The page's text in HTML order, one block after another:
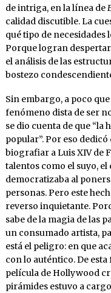
de intriga, en la línea de
calidad discutible. La
qué tipo de necesidades
Porque logran
el análisis de las
bostezo
Sin embargo, a poco
fenómeno dista de ser
se dio cuenta de que “la
popular”. Por eso
biografiar a Luis XIV de
talentos como el suyo,
democratizaba al
personas. Pero este
reverso inquietante.
sabe de la magia de las
un consumado artista,
está el peligro: en que
con lo auténtico. De
película de Hollywood
pirámides estuvo a